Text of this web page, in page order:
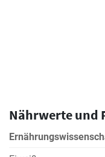
Nährwerte und